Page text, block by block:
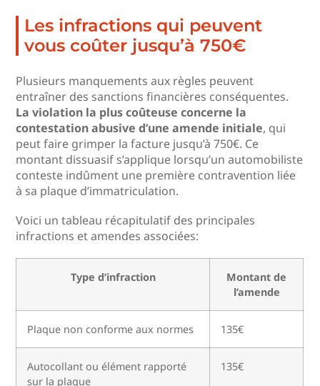
Les infractions qui peuvent
vous coûter jusqu’à 750€
Plusieurs manquements aux règles peuvent
entraîner des sanctions financières conséquentes.
La violation la plus coûteuse concerne la
contestation abusive d’une amende initiale, qui
peut faire grimper la facture jusqu’à 750€. Ce
montant dissuasif s’applique lorsqu’un automobiliste
conteste indûment une première contravention liée
à sa plaque d’immatriculation.
Voici un tableau récapitulatif des principales
infractions et amendes associées:
Type d’infraction
Montant de
l’amende
Plaque non conforme aux normes 135€
Autocollant ou élément rapporté
sur la plaque
135€